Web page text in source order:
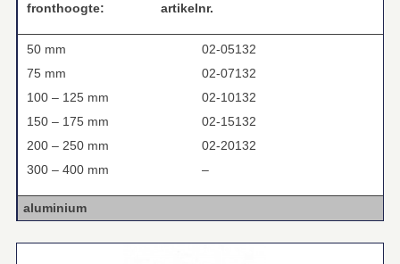
fronthoogte: artikelnr.
50 mm
02-05132
75 mm
02-07132
100 – 125 mm
02-10132
150 – 175 mm
02-15132
200 – 250 mm
02-20132
300 – 400 mm
–
aluminium